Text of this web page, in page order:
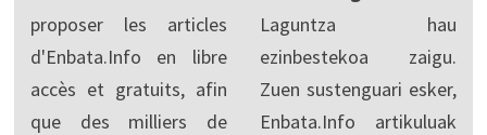
proposer les articles
d'Enbata.Info en libre
accès et gratuits, afin
que des milliers de
Laguntza hau
ezinbestekoa zaigu.
Zuen sustenguari esker,
Enbata.Info artikuluak